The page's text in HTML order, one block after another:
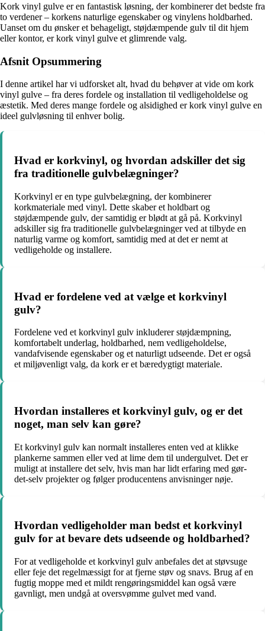
Kork vinyl gulve er en fantastisk løsning, der kombinerer det bedste fra
to verdener – korkens naturlige egenskaber og vinylens holdbarhed.
Uanset om du ønsker et behageligt, støjdæmpende gulv til dit hjem
eller kontor, er kork vinyl gulve et glimrende valg.
Afsnit Opsummering
I denne artikel har vi udforsket alt, hvad du behøver at vide om kork
vinyl gulve – fra deres fordele og installation til vedligeholdelse og
æstetik. Med deres mange fordele og alsidighed er kork vinyl gulve en
ideel gulvløsning til enhver bolig.
Hvad er korkvinyl, og hvordan adskiller det sig
fra traditionelle gulvbelægninger?
Korkvinyl er en type gulvbelægning, der kombinerer
korkmateriale med vinyl. Dette skaber et holdbart og
støjdæmpende gulv, der samtidig er blødt at gå på. Korkvinyl
adskiller sig fra traditionelle gulvbelægninger ved at tilbyde en
naturlig varme og komfort, samtidig med at det er nemt at
vedligeholde og installere.
Hvad er fordelene ved at vælge et korkvinyl
gulv?
Fordelene ved et korkvinyl gulv inkluderer støjdæmpning,
komfortabelt underlag, holdbarhed, nem vedligeholdelse,
vandafvisende egenskaber og et naturligt udseende. Det er også
et miljøvenligt valg, da kork er et bæredygtigt materiale.
Hvordan installeres et korkvinyl gulv, og er det
noget, man selv kan gøre?
Et korkvinyl gulv kan normalt installeres enten ved at klikke
plankerne sammen eller ved at lime dem til undergulvet. Det er
muligt at installere det selv, hvis man har lidt erfaring med gør-
det-selv projekter og følger producentens anvisninger nøje.
Hvordan vedligeholder man bedst et korkvinyl
gulv for at bevare dets udseende og holdbarhed?
For at vedligeholde et korkvinyl gulv anbefales det at støvsuge
eller feje det regelmæssigt for at fjerne støv og snavs. Brug af en
fugtig moppe med et mildt rengøringsmiddel kan også være
gavnligt, men undgå at oversvømme gulvet med vand.